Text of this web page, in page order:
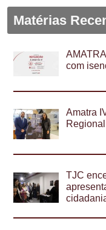
Matérias
com
Amatra
TJC